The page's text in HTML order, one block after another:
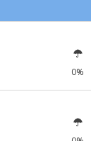
0%